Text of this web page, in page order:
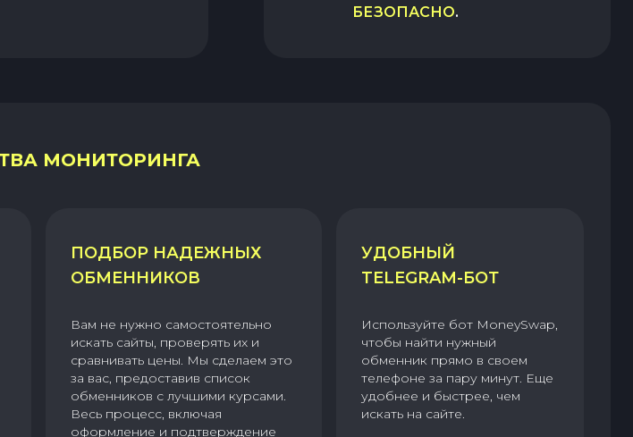
БЕЗОПАСНО.
МОНИТОРИНГА
ПОДБОР НАДЕЖНЫХ
ОБМЕННИКОВ
Вам не нужно самостоятельно
искать сайты, проверять их и
сравнивать цены. Мы сделаем это
за вас, предоставив список
обменников с лучшими курсами.
Весь процесс, включая
оформление и подтверждение
УДОБНЫЙ
TELEGRAM-БОТ
Используйте бот MoneySwap,
чтобы найти нужный
обменник прямо в своем
телефоне за пару минут. Еще
удобнее и быстрее, чем
искать на сайте.